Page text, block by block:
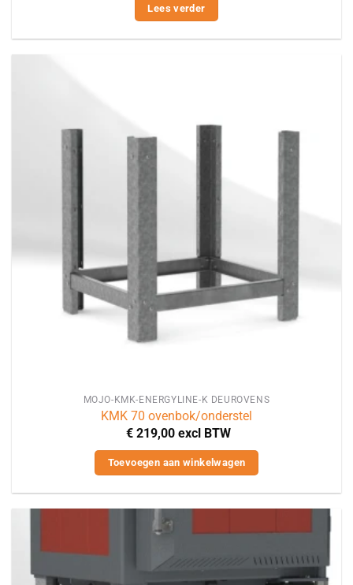
Lees verder
MOJO-KMK-ENERGYLINE-K DEUROVENS
KMK 70 ovenbok/onderstel
€219,00 excl BTW
Toevoegen aan winkelwagen